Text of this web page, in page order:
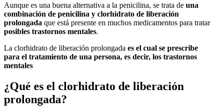
Aunque es una buena alternativa a la penicilina, se trata de una
combinación de penicilina y clorhidrato de liberación
prolongada que está presente en muchos medicamentos para tratar
posibles trastornos mentales.
La clorhidrato de liberación prolongada es el cual se prescribe
para el tratamiento de una persona, es decir, los trastornos
mentales
¿Qué es el clorhidrato de liberación
prolongada?